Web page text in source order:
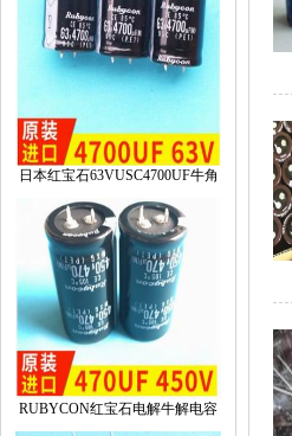
日本红宝石63VUSC4700UF牛角
RUBYCON红宝石电解牛解电容